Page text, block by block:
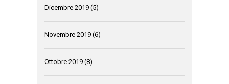
Dicembre 2019 (5)
Novembre 2019 (6)
Ottobre 2019 (8)